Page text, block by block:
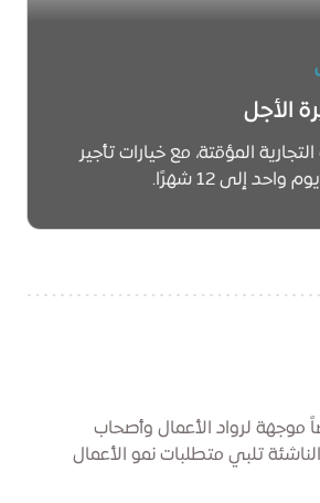
الأجل
المؤقتة، مع خيارات تأجير
إلى 12 شهرًا.
لرواد الأعمال وأصحاب
تلبي متطلبات نمو الأعمال